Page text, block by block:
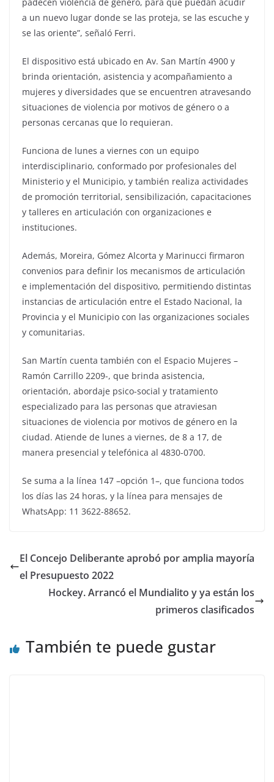
a un nuevo lugar donde se las proteja, se las escuche y
se las oriente”, señaló Ferri.
El dispositivo está ubicado en Av. San Martín 4900 y
brinda orientación, asistencia y acompañamiento a
mujeres y diversidades que se encuentren atravesando
situaciones de violencia por motivos de género o a
personas cercanas que lo requieran.
Funciona de lunes a viernes con un equipo
interdisciplinario, conformado por profesionales del
Ministerio y el Municipio, y también realiza actividades
de promoción territorial, sensibilización, capacitaciones
y talleres en articulación con organizaciones e
instituciones.
Además, Moreira, Gómez Alcorta y Marinucci firmaron
convenios para definir los mecanismos de articulación
e implementación del dispositivo, permitiendo distintas
instancias de articulación entre el Estado Nacional, la
Provincia y el Municipio con las organizaciones sociales
y comunitarias.
San Martín cuenta también con el Espacio Mujeres –
Ramón Carrillo 2209-, que brinda asistencia,
orientación, abordaje psico-social y tratamiento
especializado para las personas que atraviesan
situaciones de violencia por motivos de género en la
ciudad. Atiende de lunes a viernes, de 8 a 17, de
manera presencial y telefónica al 4830-0700.
Se suma a la línea 147 –opción 1–, que funciona todos
los días las 24 horas, y la línea para mensajes de
WhatsApp: 11 3622-88652.
El Concejo Deliberante aprobó por amplia mayoría
el Presupuesto 2022
Hockey. Arrancó el Mundialito y ya están los
primeros clasificados
También te puede gustar